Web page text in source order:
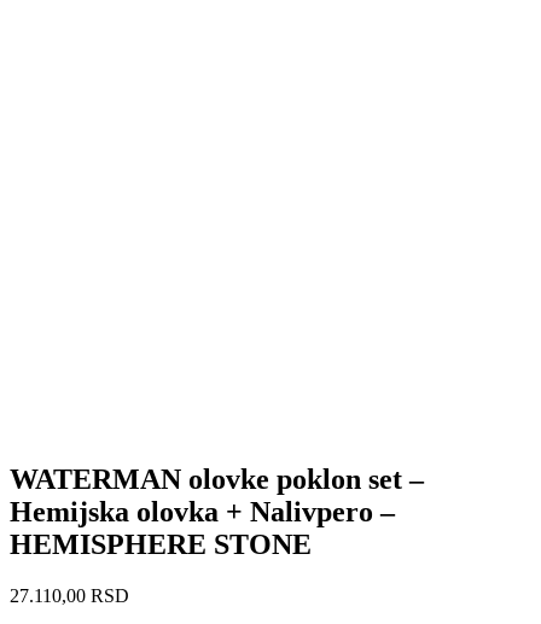
WATERMAN olovke poklon set –
Hemijska olovka + Nalivpero –
HEMISPHERE STONE
27.110,00 RSD